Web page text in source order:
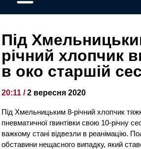
Під
річний хлопчик
в око старшій
20:11 /2 вересня 2020
Під Хмельницьким 8-річний хлопчик
пневматичної гвинтівки свою 10-річну
важкому стані відвезли в реанімацію.
обставини нещасного випадку, який